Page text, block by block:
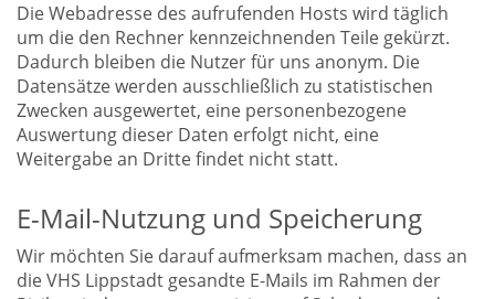
Die Webadresse des aufrufenden Hosts wird täglich
um die den Rechner kennzeichnenden Teile gekürzt.
Dadurch bleiben die Nutzer für uns anonym. Die
Datensätze werden ausschließlich zu statistischen
Zwecken ausgewertet, eine personenbezogene
Auswertung dieser Daten erfolgt nicht, eine
Weitergabe an Dritte findet nicht statt.
E-Mail-Nutzung und Speicherung
Wir möchten Sie darauf aufmerksam machen, dass an
die VHS Lippstadt gesandte E-Mails im Rahmen der